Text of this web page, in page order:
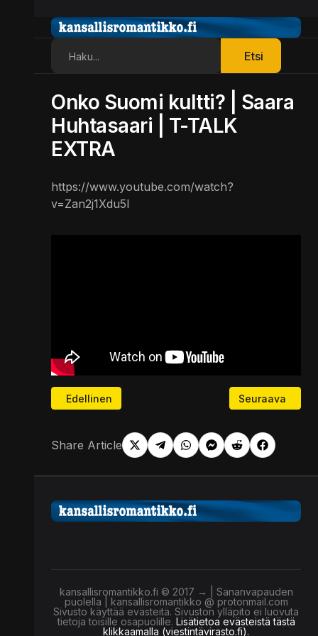
Etsi
Onko Suomi kultti? | Saara
Huhtasaari | T-TALK
EXTRA
https://www.youtube.com/watch?
v=Zan2j1Xdu5I
Edellinen artikkeli: Kalevalainen jäsenkorjaaja
Edellinen Seuraava
Seuraava
Share Article
kansallisromantikko.fi © 2017 → | Sananvapauden
puolella | kansallisromantikko @ protonmail.com
Sivusto käyttää evästeitä. Sivuston ylläpito ei luovuta
tietoja toisille osapuolille. Lisätietoa evästeistä tästä
klikkaamalla (viestintävirasto.fi).